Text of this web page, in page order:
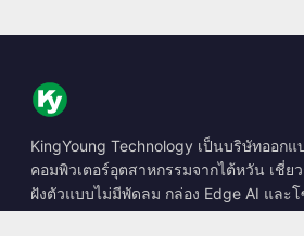
KingYoung Technology เป็นบริษัทออก
คอมพิวเตอร์อุตสาหกรรมจากไต้หวัน เชี่
ฝังตัวแบบไม่มีพัดลม กล่อง Edge AI และ
ทนทาน